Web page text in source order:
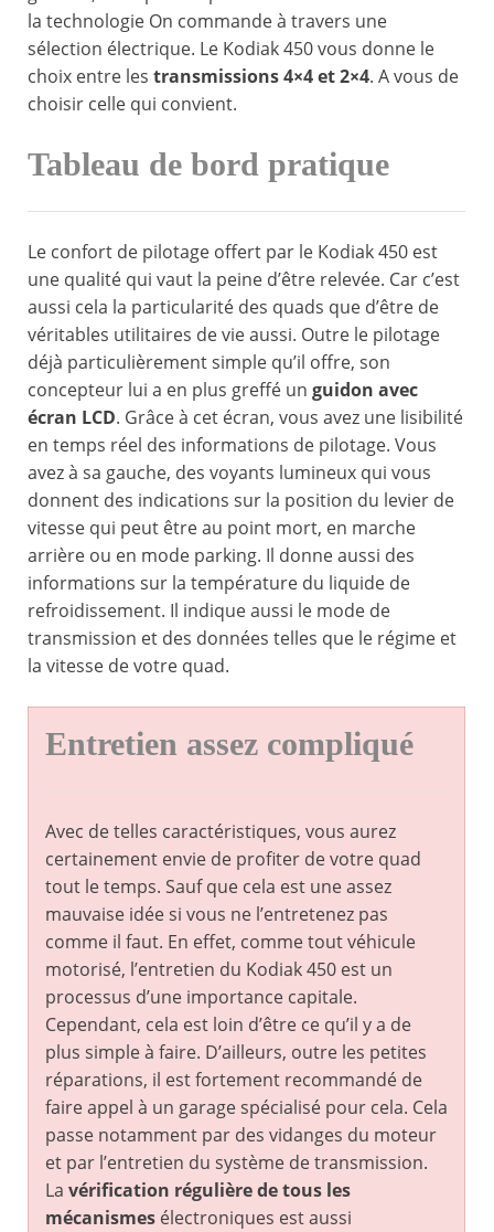
la technologie On commande à travers une
sélection électrique. Le Kodiak 450 vous donne le
choix entre les transmissions 4×4 et 2×4. A vous de
choisir celle qui convient.
Tableau de bord pratique
Le confort de pilotage offert par le Kodiak 450 est
une qualité qui vaut la peine d’être relevée. Car c’est
aussi cela la particularité des quads que d’être de
véritables utilitaires de vie aussi. Outre le pilotage
déjà particulièrement simple qu’il offre, son
concepteur lui a en plus greffé un guidon avec
écran LCD. Grâce à cet écran, vous avez une lisibilité
en temps réel des informations de pilotage. Vous
avez à sa gauche, des voyants lumineux qui vous
donnent des indications sur la position du levier de
vitesse qui peut être au point mort, en marche
arrière ou en mode parking. Il donne aussi des
informations sur la température du liquide de
refroidissement. Il indique aussi le mode de
transmission et des données telles que le régime et
la vitesse de votre quad.
Entretien assez compliqué
Avec de telles caractéristiques, vous aurez
certainement envie de profiter de votre quad
tout le temps. Sauf que cela est une assez
mauvaise idée si vous ne l’entretenez pas
comme il faut. En effet, comme tout véhicule
motorisé, l’entretien du Kodiak 450 est un
processus d’une importance capitale.
Cependant, cela est loin d’être ce qu’il y a de
plus simple à faire. D’ailleurs, outre les petites
réparations, il est fortement recommandé de
faire appel à un garage spécialisé pour cela. Cela
passe notamment par des vidanges du moteur
et par l’entretien du système de transmission.
La vérification régulière de tous les
mécanismes électroniques est aussi